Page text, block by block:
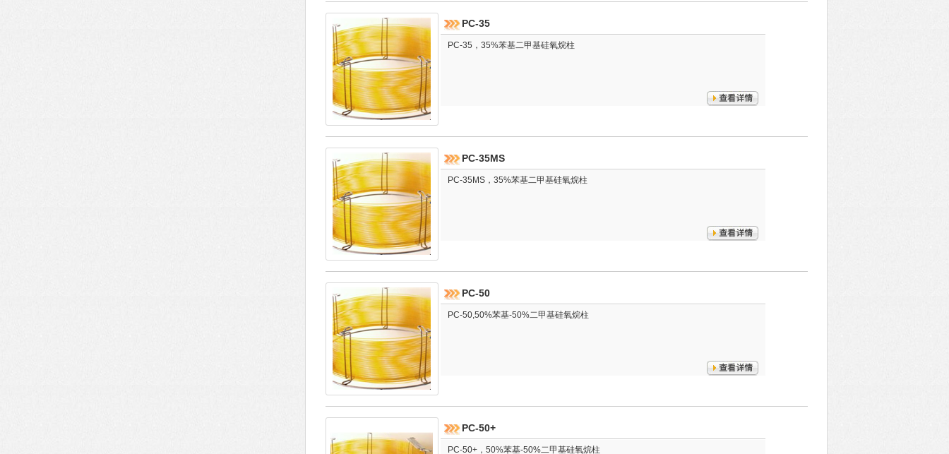
PC-35
PC-35，35%苯基二甲基硅氧烷柱
PC-35MS
PC-35MS，35%苯基二甲基硅氧烷柱
PC-50
PC-50,50%苯基-50%二甲基硅氧烷柱
PC-50+
PC-50+，50%苯基-50%二甲基硅氧烷柱